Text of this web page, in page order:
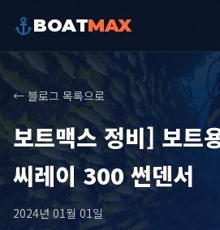
BOATMAX
← 블로그 목록으로
보트맥스 정비] 보트
씨레이 300 썬덴서
2024년 01월 01일